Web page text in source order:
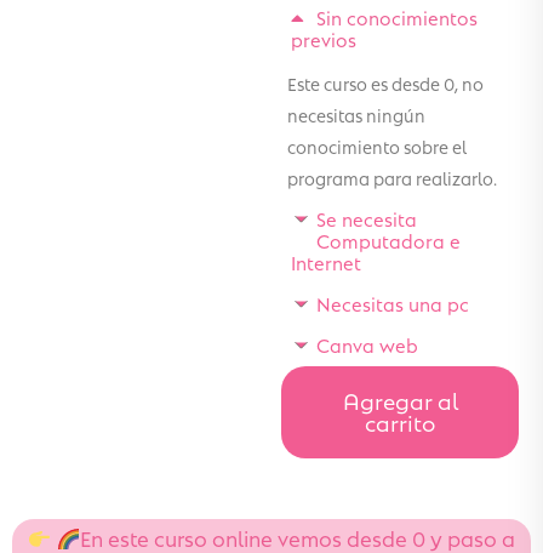
Sin conocimientos
previos
Este curso es desde 0, no
necesitas ningún
conocimiento sobre el
programa para realizarlo.
Se necesita
Computadora e
Internet
Necesitas una pc
Canva web
Agregar al
carrito
En este curso online vemos desde 0 y paso a